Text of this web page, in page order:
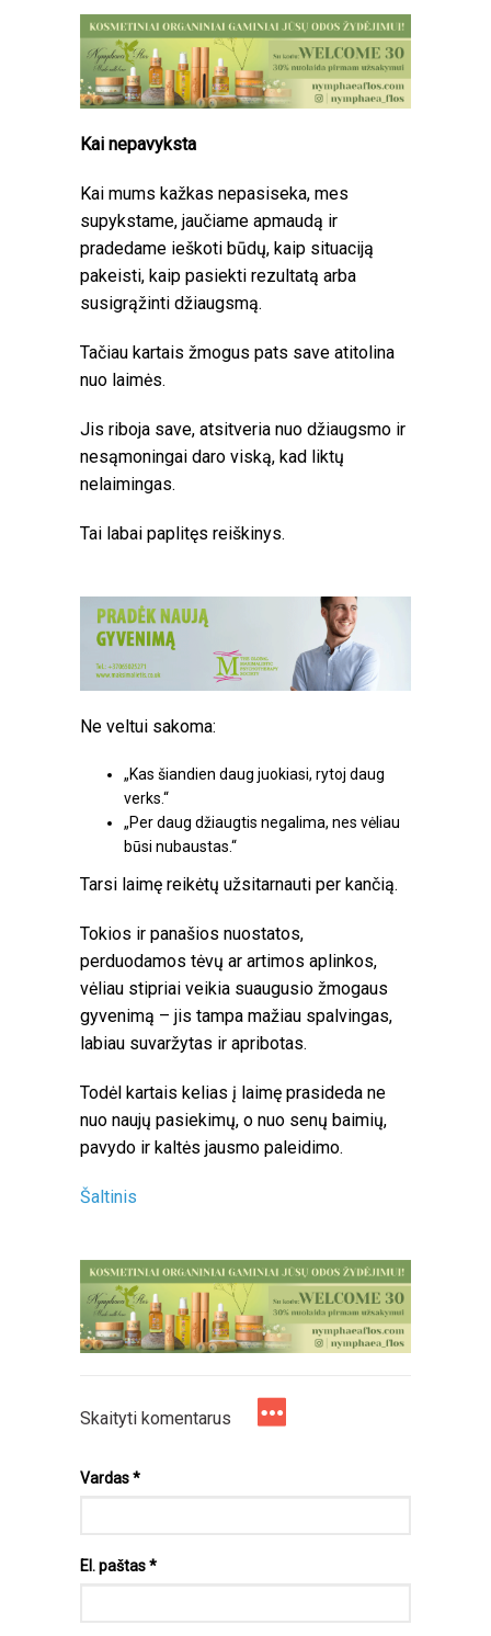
Kai nepavyksta
Kai mums kažkas nepasiseka, mes
supykstame, jaučiame apmaudą ir
pradedame ieškoti būdų, kaip situaciją
pakeisti, kaip pasiekti rezultatą arba
susigrąžinti džiaugsmą.
Tačiau kartais žmogus pats save atitolina
nuo laimės.
Jis riboja save, atsitveria nuo džiaugsmo ir
nesąmoningai daro viską, kad liktų
nelaimingas.
Tai labai paplitęs reiškinys.
Ne veltui sakoma:
„Kas šiandien daug juokiasi, rytoj daug
verks.“
„Per daug džiaugtis negalima, nes vėliau
būsi nubaustas.“
Tarsi laimę reikėtų užsitarnauti per kančią.
Tokios ir panašios nuostatos,
perduodamos tėvų ar artimos aplinkos,
vėliau stipriai veikia suaugusio žmogaus
gyvenimą – jis tampa mažiau spalvingas,
labiau suvaržytas ir apribotas.
Todėl kartais kelias į laimę prasideda ne
nuo naujų pasiekimų, o nuo senų baimių,
pavydo ir kaltės jausmo paleidimo.
Šaltinis
Skaityti komentarus
Vardas*
El. paštas*